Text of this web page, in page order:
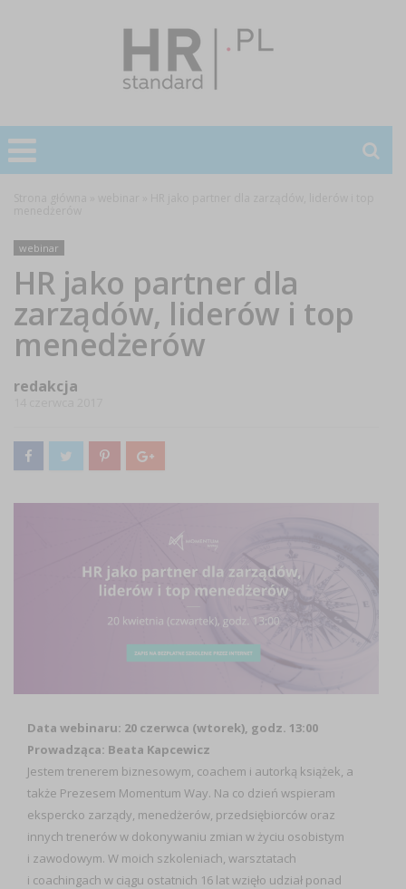
webinar
HR jako partner dla
zarządów, liderów i top
menedżerów
redakcja
Data webinaru: 20 czerwca (wtorek), godz. 13:00
Prowadząca: Beata Kapcewicz
Jestem trenerem biznesowym, coachem i autorką książek, a
także Prezesem Momentum Way. Na co dzień wspieram
ekspercko zarządy, menedżerów, przedsiębiorców oraz
innych trenerów w dokonywaniu zmian w życiu osobistym
i zawodowym. W moich szkoleniach, warsztatach
i coachingach w ciągu ostatnich 16 lat wzięło udział ponad